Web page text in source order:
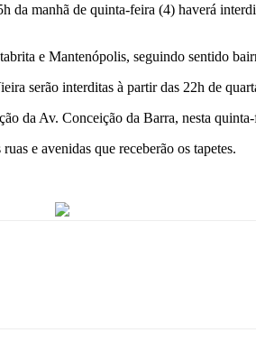
da manhã de quinta-feira (4) haverá
e Mantenópolis, seguindo sentido
serão interditas à partir das 22h de
da Av. Conceição da Barra, nesta
e avenidas que receberão os tapetes.